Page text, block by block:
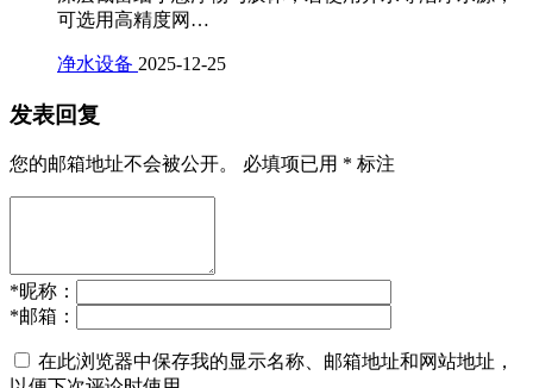
可选用高精度网…
净水设备 2025-12-25
发表回复
您的邮箱地址不会被公开。 必填项已用 * 标注
*昵称：
*邮箱：
在此浏览器中保存我的显示名称、邮箱地址和网站地址，